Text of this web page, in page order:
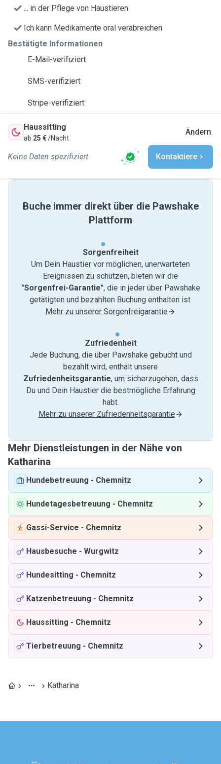
... in der Pflege von Haustieren
Ich kann Medikamente oral verabreichen
Bestätigte Informationen
E-Mail-verifiziert
SMS-verifiziert
Stripe-verifiziert
Haussitting
ab 25 €/Nacht
Ändern
Keine Daten spezifiziert Kontaktiere
Buche immer direkt über die Pawshake
Plattform
Sorgenfreiheit
Um Dein Haustier vor möglichen, unerwarteten
Ereignissen zu schützen, bieten wir die
"Sorgenfrei-Garantie", die in jeder über Pawshake
getätigten und bezahlten Buchung enthalten ist.
Mehr zu unserer Sorgenfreigarantie
Zufriedenheit
Jede Buchung, die über Pawshake gebucht und
bezahlt wird, enthält unsere
Zufriedenheitsgarantie, um sicherzugehen, dass
Du und Dein Haustier die bestmögliche Erfahrung
habt.
Mehr zu unserer Zufriedenheitsgarantie
Mehr Dienstleistungen in der Nähe von
Katharina
Hundebetreuung - Chemnitz
Hundetagesbetreuung - Chemnitz
Gassi-Service - Chemnitz
Hausbesuche - Wurgwitz
Hundesitting - Chemnitz
Katzenbetreuung - Chemnitz
Haussitting - Chemnitz
Tierbetreuung - Chemnitz
Katharina